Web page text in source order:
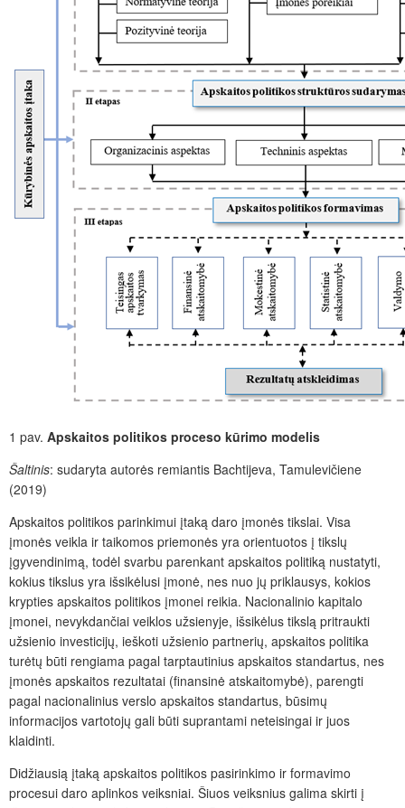
1 pav. Apskaitos politikos proceso kūrimo modelis
Šaltinis: sudaryta autorės remiantis Bachtijeva, Tamulevičiene
(2019)
Apskaitos politikos parinkimui įtaką daro įmonės tikslai. Visa
įmonės veikla ir taikomos priemonės yra orientuotos į tikslų
įgyvendinimą, todėl svarbu parenkant apskaitos politiką nustatyti,
kokius tikslus yra išsikėlusi įmonė, nes nuo jų priklausys, kokios
krypties apskaitos politikos įmonei reikia. Nacionalinio kapitalo
įmonei, nevykdančiai veiklos užsienyje, išsikėlus tikslą pritraukti
užsienio investicijų, ieškoti užsienio partnerių, apskaitos politika
turėtų būti rengiama pagal tarptautinius apskaitos standartus, nes
įmonės apskaitos rezultatai (finansinė atskaitomybė), parengti
pagal nacionalinius verslo apskaitos standartus, būsimų
informacijos vartotojų gali būti suprantami neteisingai ir juos
klaidinti.
Didžiausią įtaką apskaitos politikos pasirinkimo ir formavimo
procesui daro aplinkos veiksniai. Šiuos veiksnius galima skirti į